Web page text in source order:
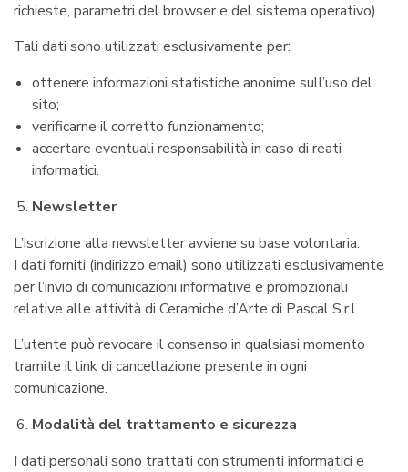
richieste, parametri del browser e del sistema operativo).
Tali dati sono utilizzati esclusivamente per:
ottenere informazioni statistiche anonime sull’uso del
sito;
verificarne il corretto funzionamento;
accertare eventuali responsabilità in caso di reati
informatici.
Newsletter
L’iscrizione alla newsletter avviene su base volontaria.
I dati forniti (indirizzo email) sono utilizzati esclusivamente
per l’invio di comunicazioni informative e promozionali
relative alle attività di Ceramiche d’Arte di Pascal S.r.l.
L’utente può revocare il consenso in qualsiasi momento
tramite il link di cancellazione presente in ogni
comunicazione.
Modalità del trattamento e sicurezza
I dati personali sono trattati con strumenti informatici e